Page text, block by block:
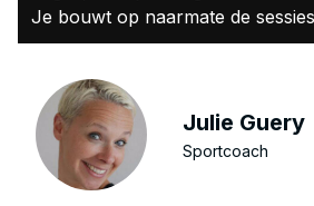
Je bouwt op naarmate de
Julie Guery
Sportcoach